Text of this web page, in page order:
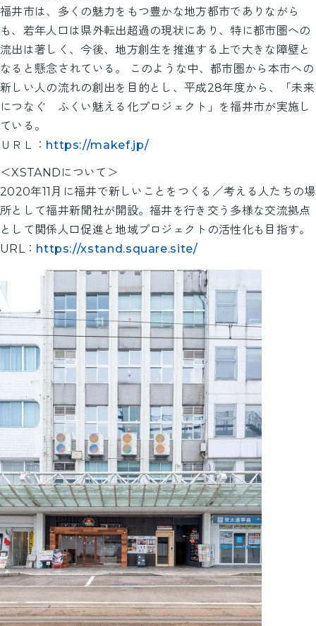
福井市は、多くの魅力をもつ豊かな地方都市でありながら
も、若年人口は県外転出超過の現状にあり、特に都市圏への
流出は著しく、今後、地方創生を推進する上で大きな障壁と
なると懸念されている。 このような中、都市圏から本市への
新しい人の流れの創出を目的とし、平成28年度から、「未来
につなぐ ふくい魅える化プロジェクト」を福井市が実施し
ている。
ＵＲＬ： https://makef.jp/
＜XSTANDについて＞
2020年11月に福井で新しいことをつくる／考える人たちの場
所として福井新聞社が開設。福井を行き交う多様な交流拠点
として関係人口促進と地域プロジェクトの活性化も目指す。
URL： https://xstand.square.site/